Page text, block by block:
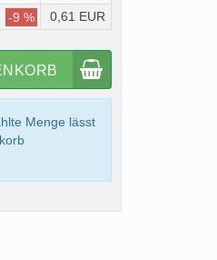
-9 % 0,61 EUR
Menge lässt